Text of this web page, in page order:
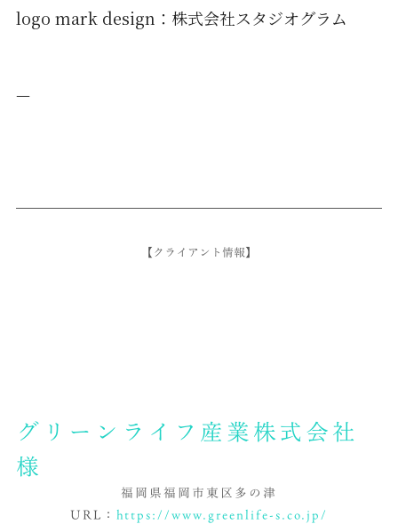
logo mark design：株式会社スタジオグラム
—
【クライアント情報】
グリーンライフ産業株式会社
様
福岡県福岡市東区多の津
URL： https://www.greenlife-s.co.jp/